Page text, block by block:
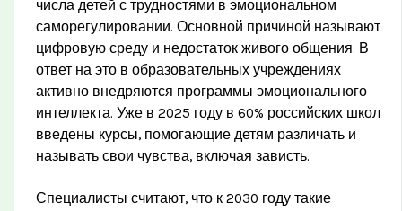
числа детей с трудностями в эмоциональном
саморегулировании. Основной причиной называют
цифровую среду и недостаток живого общения. В
ответ на это в образовательных учреждениях
активно внедряются программы эмоционального
интеллекта. Уже в 2025 году в 60% российских школ
введены курсы, помогающие детям различать и
называть свои чувства, включая зависть.
Специалисты считают, что к 2030 году такие